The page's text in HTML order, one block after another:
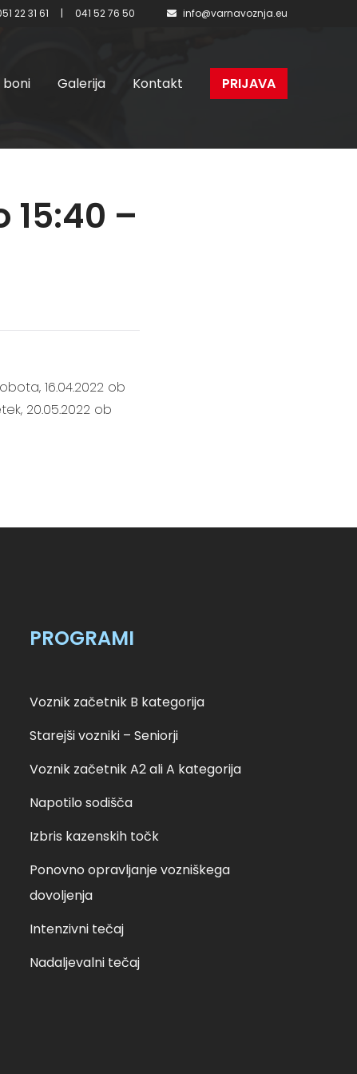
22 31 61 | 041 52 76 50 info@varnavoznja.eu
boni Galerija Kontakt PRIJAVA
15:40 –
16.04.2022 ob
20.05.2022 ob
PROGRAMI
Voznik začetnik B kategorija
Starejši vozniki – Seniorji
Voznik začetnik A2 ali A kategorija
Napotilo sodišča
Izbris kazenskih točk
Ponovno opravljanje vozniškega
dovoljenja
Intenzivni tečaj
Nadaljevalni tečaj